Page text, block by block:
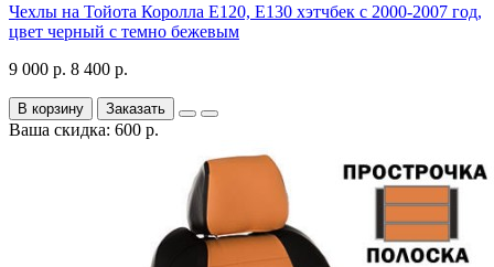
Чехлы на Тойота Королла Е120, Е130 хэтчбек с 2000-2007 год,
цвет черный с темно бежевым
9 000 р. 8 400 р.
В корзину Заказать
Ваша скидка: 600 р.